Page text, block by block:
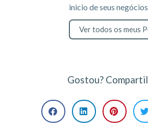
inicio de seus negócios.
Ver todos os meus
Gostou?